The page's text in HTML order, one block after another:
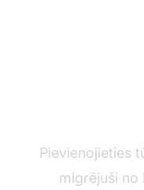
Pievienojieties
migrējuši no